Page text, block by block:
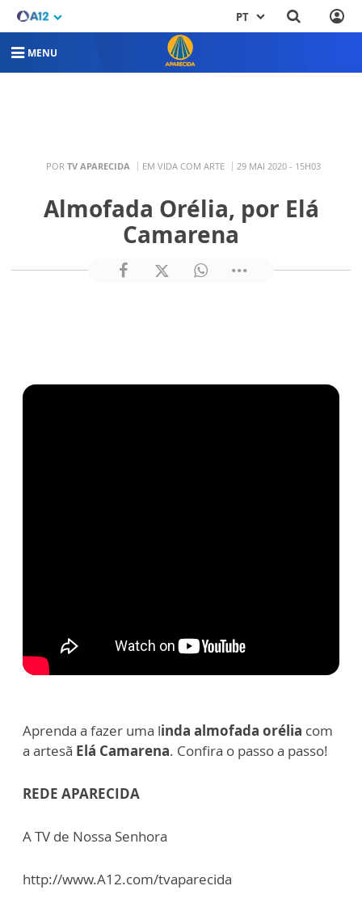
PT
MENU
POR TV APARECIDA EM VIDA COM ARTE 29 MAI 2020 - 15H03
Almofada Orélia, por Elá
Camarena
Aprenda a fazer uma linda almofada orélia com
a artesã Elá Camarena. Confira o passo a passo!
REDE APARECIDA
A TV de Nossa Senhora
http://www.A12.com/tvaparecida